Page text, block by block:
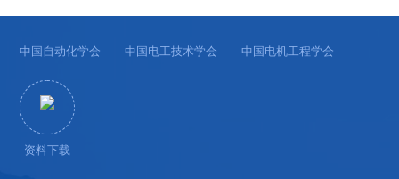
中国自动化学会 中国电工技术学会 中国电机工程学会
资料下载